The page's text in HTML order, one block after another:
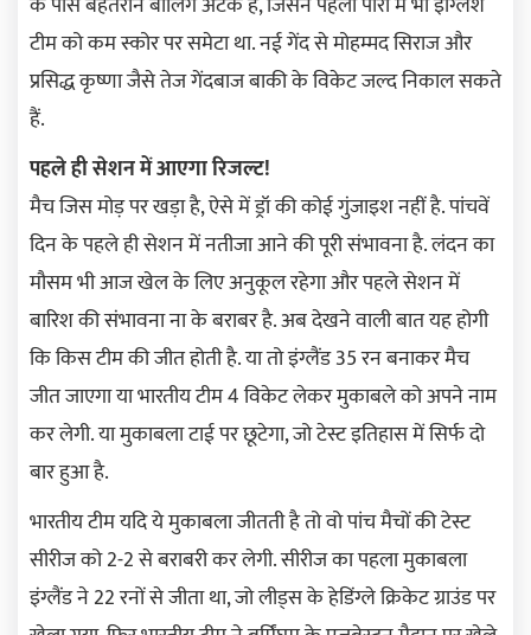
टीम को कम स्कोर पर समेटा था. नई गेंद से मोहम्मद सिराज और
प्रसिद्ध कृष्णा जैसे तेज गेंदबाज बाकी के विकेट जल्द निकाल सकते
हैं.
पहले ही सेशन में आएगा रिजल्ट!
मैच जिस मोड़ पर खड़ा है, ऐसे में ड्रॉ की कोई गुंजाइश नहीं है. पांचवें
दिन के पहले ही सेशन में नतीजा आने की पूरी संभावना है. लंदन का
मौसम भी आज खेल के लिए अनुकूल रहेगा और पहले सेशन में
बारिश की संभावना ना के बराबर है. अब देखने वाली बात यह होगी
कि किस टीम की जीत होती है. या तो इंग्लैंड 35 रन बनाकर मैच
जीत जाएगा या भारतीय टीम 4 विकेट लेकर मुकाबले को अपने नाम
कर लेगी. या मुकाबला टाई पर छूटेगा, जो टेस्ट इतिहास में सिर्फ दो
बार हुआ है.
भारतीय टीम यदि ये मुकाबला जीतती है तो वो पांच मैचों की टेस्ट
सीरीज को 2-2 से बराबरी कर लेगी. सीरीज का पहला मुकाबला
इंग्लैंड ने 22 रनों से जीता था, जो लीड्स के हेडिंग्ले क्रिकेट ग्राउंड पर